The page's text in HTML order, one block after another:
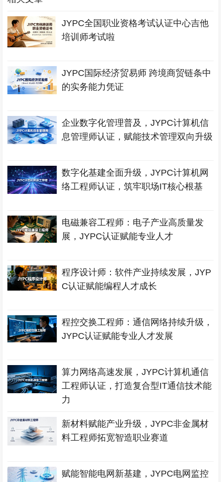
JYPC全国职业资格考试认证中心吉他
培训师考试啦
JYPC国际经济贸易师 跨境商贸链条中
的实务能力凭证
企业数字化管理普及，JYPC计算机信
息管理师认证，赋能技术管理双向升级
数字化基建全面升级，JYPC计算机网
络工程师认证，筑牢职场IT核心根基
电磁兼容工程师：电子产业高质量发
展，JYPC认证赋能专业人才
程序设计师：软件产业持续发展，JYP
C认证赋能编程人才成长
程控交换工程师：通信网络持续升级，
JYPC认证赋能专业人才发展
算力网络高速发展，JYPC计算机通信
工程师认证，打造复合型IT通信技术能
力
新材料赋能产业升级，JYPC非金属材
料工程师拓宽智造职业赛道
赋能智能电网新基建，JYPC电网监控